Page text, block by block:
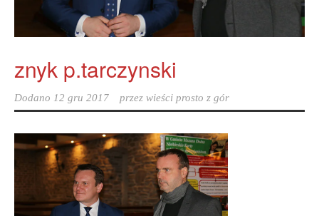
znyk p.tarczynski
Dodano 12 gru 2017 przez wieści prosto z gór